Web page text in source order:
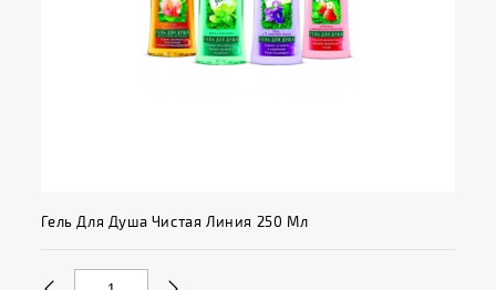
Гель Для Душа Чистая Линия 250 Мл